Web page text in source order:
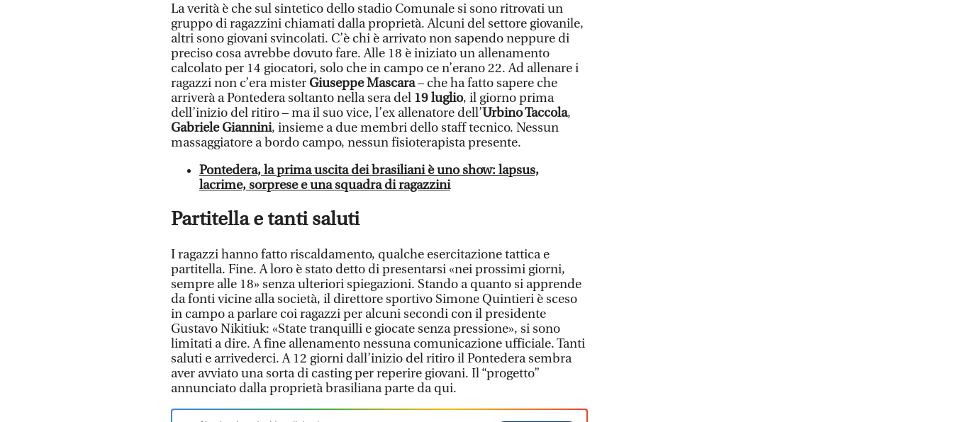
La verità è che sul sintetico dello stadio Comunale si sono ritrovati un
gruppo di ragazzini chiamati dalla proprietà. Alcuni del settore giovanile,
altri sono giovani svincolati. C’è chi è arrivato non sapendo neppure di
preciso cosa avrebbe dovuto fare. Alle 18 è iniziato un allenamento
calcolato per 14 giocatori, solo che in campo ce n’erano 22. Ad allenare i
ragazzi non c’era misterGiuseppe Mascara– che ha fatto sapere che
arriverà a Pontedera soltanto nella sera del 19 luglio, il giorno prima
dell’inizio del ritiro – ma il suo vice, l’ex allenatore dell’Urbino Taccola,
Gabriele Giannini, insieme a due membri dello staff tecnico. Nessun
massaggiatore a bordo campo, nessun fisioterapista presente.
Pontedera, la prima uscita dei brasiliani è uno show: lapsus,
lacrime, sorprese e una squadra di ragazzini
Partitella e tanti saluti
I ragazzi hanno fatto riscaldamento, qualche esercitazione tattica e
partitella. Fine. A loro è stato detto di presentarsi «nei prossimi giorni,
sempre alle 18» senza ulteriori spiegazioni. Stando a quanto si apprende
da fonti vicine alla società, il direttore sportivo Simone Quintieri è sceso
in campo a parlare coi ragazzi per alcuni secondi con il presidente
Gustavo Nikitiuk: «State tranquilli e giocate senza pressione», si sono
limitati a dire. A fine allenamento nessuna comunicazione ufficiale. Tanti
saluti e arrivederci. A 12 giorni dall’inizio del ritiro il Pontedera sembra
aver avviato una sorta di casting per reperire giovani. Il “progetto”
annunciato dalla proprietà brasiliana parte da qui.